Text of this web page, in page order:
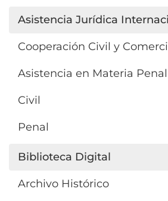
Asistencia Jurídica
Cooperación Civil y
Asistencia en Materia Penal
Civil
Penal
Biblioteca Digital
Archivo Histórico